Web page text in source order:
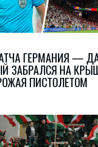
ГЕРМАНИЯ —
ЗАБРАЛСЯ НА
ПИСТОЛЕТОМ